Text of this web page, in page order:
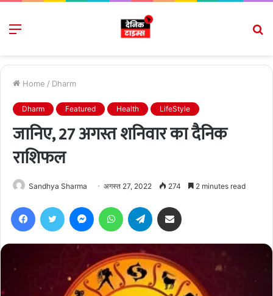
Menu
Home / Dharm
Dharm Featured Health LifeStyle
जानिए, 27 अगस्त शनिवार का दैनिक
राशिफल
Sandhya Sharma अगस्त 27, 2022 274 2 minutes read
FacebookTwitter MessengerWhatsAppTelegram